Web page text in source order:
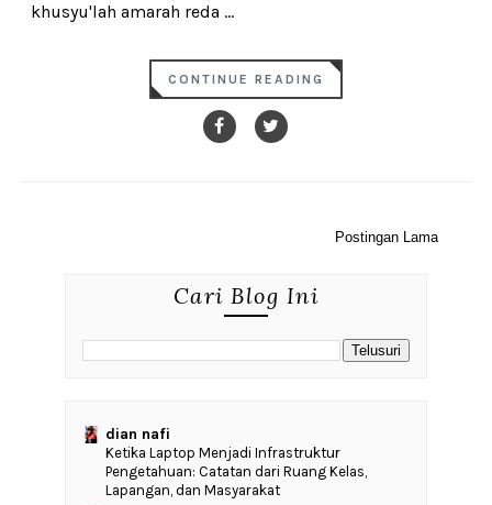
khusyu'lah amarah reda ...
CONTINUE READING
Postingan Lama
Cari Blog Ini
dian nafi
Ketika Laptop Menjadi Infrastruktur
Pengetahuan: Catatan dari Ruang Kelas,
Lapangan, dan Masyarakat